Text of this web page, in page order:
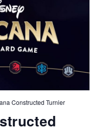
Constructed Turnier